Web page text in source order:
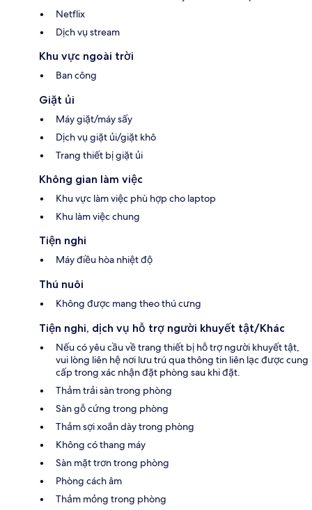
Netflix
Dịch vụ stream
Khu vực ngoài trời
Ban công
Giặt ủi
Máy giặt/máy sấy
Dịch vụ giặt ủi/giặt khô
Trang thiết bị giặt ủi
Không gian làm việc
Khu vực làm việc phù hợp cho laptop
Khu làm việc chung
Tiện nghi
Máy điều hòa nhiệt độ
Thú nuôi
Không được mang theo thú cưng
Tiện nghi, dịch vụ hỗ trợ người khuyết tật/Khác
Nếu có yêu cầu về trang thiết bị hỗ trợ người khuyết tật,
vui lòng liên hệ nơi lưu trú qua thông tin liên lạc được cung
cấp trong xác nhận đặt phòng sau khi đặt.
Thảm trải sàn trong phòng
Sàn gỗ cứng trong phòng
Thảm sợi xoắn dày trong phòng
Không có thang máy
Sàn mặt trơn trong phòng
Phòng cách âm
Thảm mỏng trong phòng